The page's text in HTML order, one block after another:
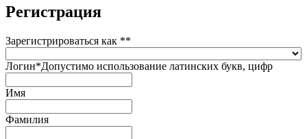
Регистрация
Зарегистрироваться как **
Логин*Допустимо использование латинских букв, цифр
Имя
Фамилия